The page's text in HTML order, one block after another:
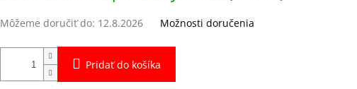
Môžeme doručiť do: 12.8.2026 Možnosti doručenia
Pridať do košíka